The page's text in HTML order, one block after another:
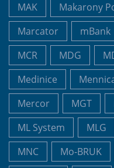
MAK Makarony
Marcator
mBank
MCR
MDG
Medinice
Mercor
MGT
ML System
MLG
MNC
Mo-BRUK